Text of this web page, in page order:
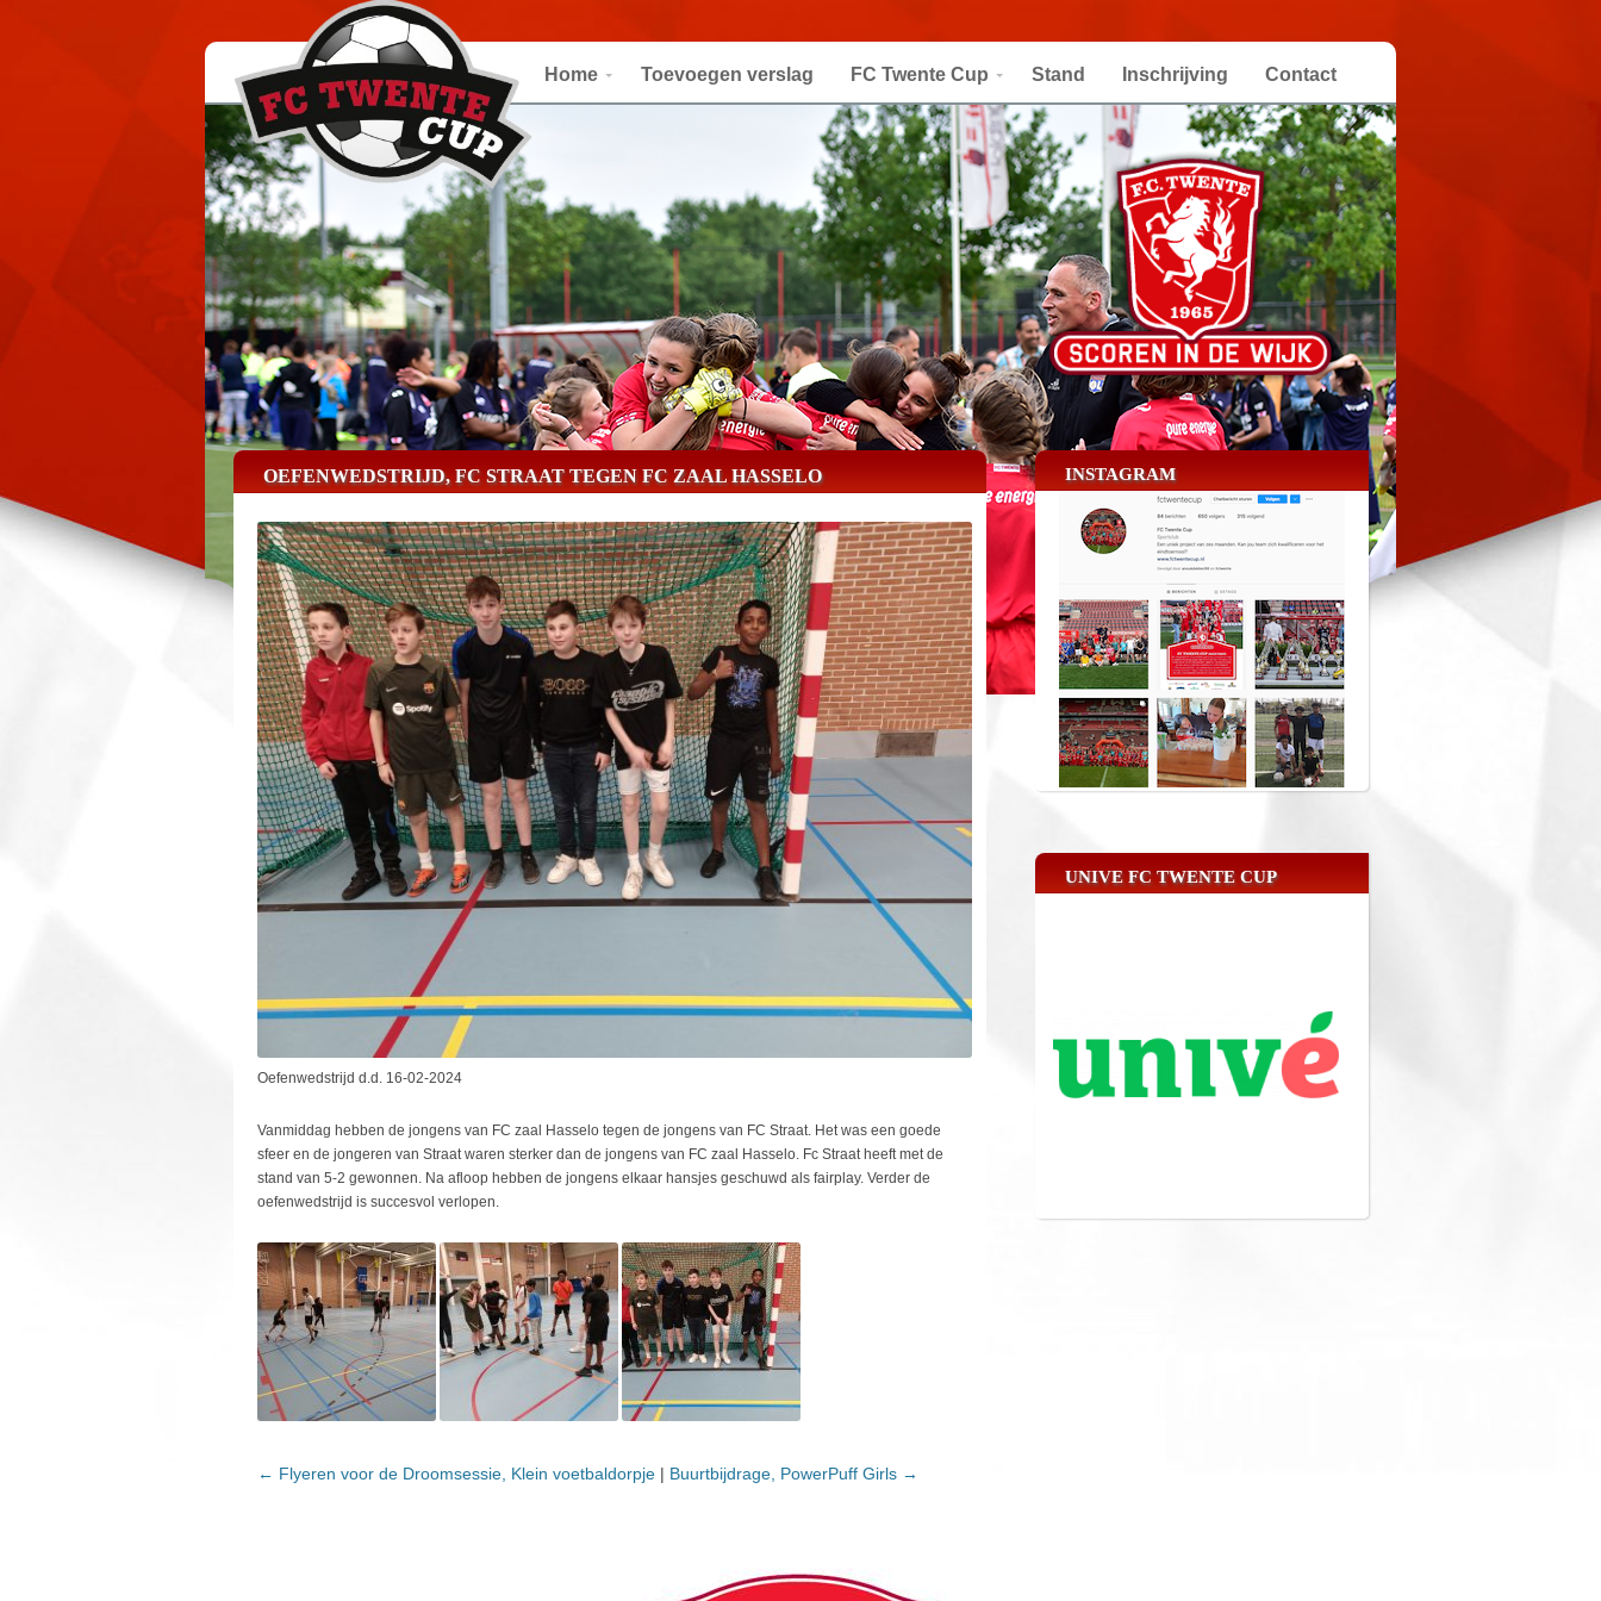
Home Toevoegen verslag FC Twente Cup Stand Inschrijving Contact
OEFENWEDSTRIJD, FC STRAAT TEGEN FC ZAAL HASSELO
Oefenwedstrijd d.d. 16-02-2024
Vanmiddag hebben de jongens van FC zaal Hasselo tegen de jongens van FC Straat. Het was een goede
sfeer en de jongeren van Straat waren sterker dan de jongens van FC zaal Hasselo. Fc Straat heeft met de
stand van 5-2 gewonnen. Na afloop hebben de jongens elkaar hansjes geschuwd als fairplay. Verder de
oefenwedstrijd is succesvol verlopen.
BERICHTNAVIGATIE
← Flyeren voor de Droomsessie, Klein voetbaldorpje| Buurtbijdrage, PowerPuff Girls →
INSTAGRAM
UNIVE FC TWENTE CUP